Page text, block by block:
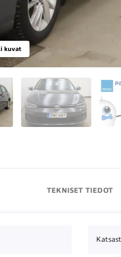
kuvat
TEKNISET TIEDOT